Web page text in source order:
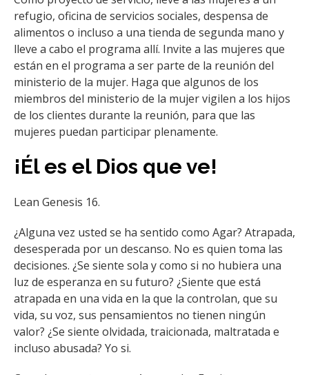
refugio, oficina de servicios sociales, despensa de
alimentos o incluso a una tienda de segunda mano y
lleve a cabo el programa allí. Invite a las mujeres que
están en el programa a ser parte de la reunión del
ministerio de la mujer. Haga que algunos de los
miembros del ministerio de la mujer vigilen a los hijos
de los clientes durante la reunión, para que las
mujeres puedan participar plenamente.
¡Él es el Dios que ve!
Lean Genesis 16.
¿Alguna vez usted se ha sentido como Agar? Atrapada,
desesperada por un descanso. No es quien toma las
decisiones. ¿Se siente sola y como si no hubiera una
luz de esperanza en su futuro? ¿Siente que está
atrapada en una vida en la que la controlan, que su
vida, su voz, sus pensamientos no tienen ningún
valor? ¿Se siente olvidada, traicionada, maltratada e
incluso abusada? Yo si.